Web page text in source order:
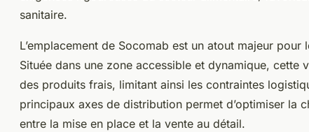
sanitaire.
L’emplacement de Socomab est un atout majeur
Située dans une zone accessible et dynamique, cette
des produits frais, limitant ainsi les contraintes
principaux axes de distribution permet d’optimiser la
entre la mise en place et la vente au détail.